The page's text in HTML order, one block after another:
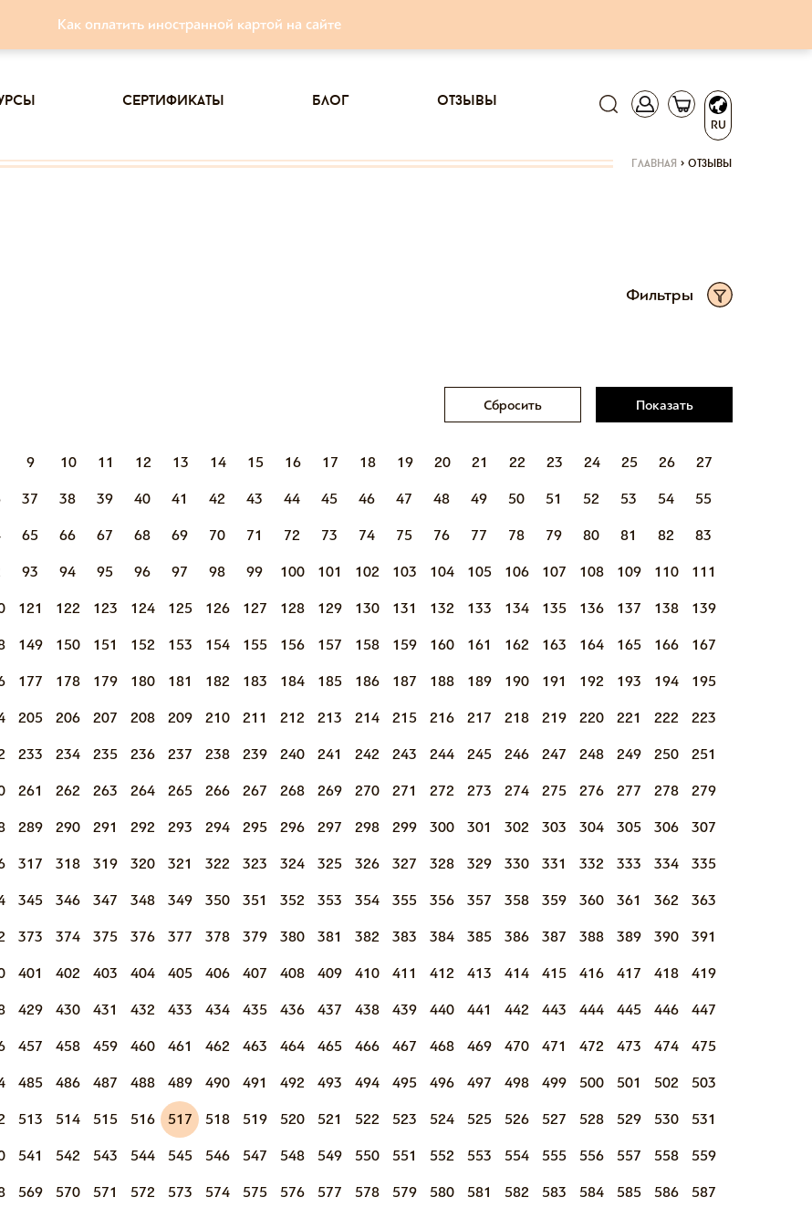
Как оплатить иностранной картой на сайте
RU
сертификаты блог отзывы
главная > отзывы
Фильтры
Сбросить Показать
9 10 11 12 13 14 15 16 17 18 19 20 21 22 23 24 25 26 27
37 38 39 40 41 42 43 44 45 46 47 48 49 50 51 52 53 54 55
65 66 67 68 69 70 71 72 73 74 75 76 77 78 79 80 81 82 83
93 94 95 96 97 98 99 100 101 102 103 104 105 106 107 108 109 110 111
121 122 123 124 125 126 127 128 129 130 131 132 133 134 135 136 137 138 139
149 150 151 152 153 154 155 156 157 158 159 160 161 162 163 164 165 166 167
177 178 179 180 181 182 183 184 185 186 187 188 189 190 191 192 193 194 195
205 206 207 208 209 210 211 212 213 214 215 216 217 218 219 220 221 222 223
233 234 235 236 237 238 239 240 241 242 243 244 245 246 247 248 249 250 251
261 262 263 264 265 266 267 268 269 270 271 272 273 274 275 276 277 278 279
289 290 291 292 293 294 295 296 297 298 299 300 301 302 303 304 305 306 307
317 318 319 320 321 322 323 324 325 326 327 328 329 330 331 332 333 334 335
345 346 347 348 349 350 351 352 353 354 355 356 357 358 359 360 361 362 363
373 374 375 376 377 378 379 380 381 382 383 384 385 386 387 388 389 390 391
401 402 403 404 405 406 407 408 409 410 411 412 413 414 415 416 417 418 419
429 430 431 432 433 434 435 436 437 438 439 440 441 442 443 444 445 446 447
457 458 459 460 461 462 463 464 465 466 467 468 469 470 471 472 473 474 475
485 486 487 488 489 490 491 492 493 494 495 496 497 498 499 500 501 502 503
513 514 515 516 517 518 519 520 521 522 523 524 525 526 527 528 529 530 531
541 542 543 544 545 546 547 548 549 550 551 552 553 554 555 556 557 558 559
569 570 571 572 573 574 575 576 577 578 579 580 581 582 583 584 585 586 587